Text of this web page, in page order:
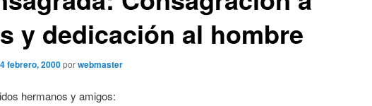
y dedicación al hombre
4 febrero, 2000porwebmaster
hermanos y amigos: